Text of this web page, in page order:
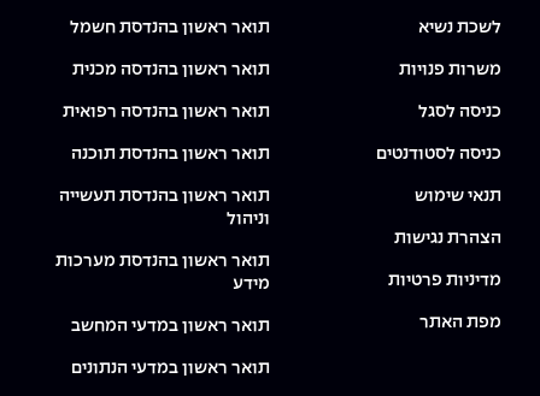
לשכת נשיא
משרות פנויות
כניסה לסגל
כניסה לסטודנטים
תנאי שימוש
הצהרת נגישות
מדיניות פרטיות
מפת האתר
תואר ראשון בהנדסת חשמל
תואר ראשון בהנדסה מכנית
תואר ראשון בהנדסה רפואית
תואר ראשון בהנדסת תוכנה
תואר ראשון בהנדסת תעשייה
וניהול
תואר ראשון בהנדסת מערכות
מידע
תואר ראשון במדעי המחשב
תואר ראשון במדעי הנתונים